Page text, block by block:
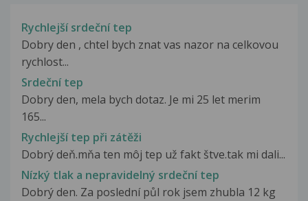
Rychlejší srdeční tep
Dobry den , chtel bych znat vas nazor na celkovou
rychlost...
Srdeční tep
Dobry den, mela bych dotaz. Je mi 25 let merim
165...
Rychlejší tep při zátěži
Dobrý deň.mňa ten môj tep už fakt štve.tak mi dali...
Nízký tlak a nepravidelný srdeční tep
Dobrý den. Za poslední půl rok jsem zhubla 12 kg